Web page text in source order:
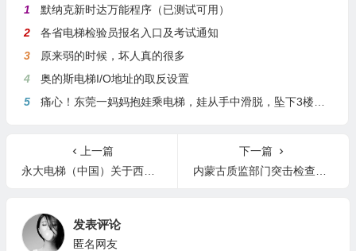
1
默纳克新时达万能程序（已测试可用）
2
各省电梯检验员报名入口及考试通知
3
原来弱的时候，坏人真的很多
4
奥的斯电梯I/O地址的取反设置
5
痛心！东莞一妈妈抱娃乘电梯，娃从手中滑脱，坠下3楼身亡
上一篇
永大电梯（中国）关于西安小区事故的声明
下一篇
内蒙古质监部门突击检查商场、居民区电梯安全状况
发表评论
匿名网友